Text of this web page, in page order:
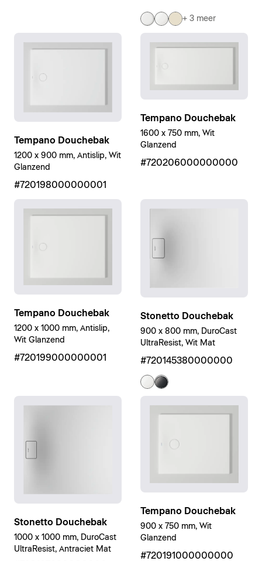
+ 3 meer
Tempano Douchebak
1200 x 900 mm, Antislip, Wit
Glanzend
#720198000000001
Tempano Douchebak
1600 x 750 mm, Wit
Glanzend
#720206000000000
Tempano Douchebak
1200 x 1000 mm, Antislip,
Wit Glanzend
#720199000000001
Stonetto Douchebak
900 x 800 mm, DuroCast
UltraResist, Wit Mat
#720145380000000
Stonetto Douchebak
1000 x 1000 mm, DuroCast
UltraResist, Antraciet Mat
Tempano Douchebak
900 x 750 mm, Wit
Glanzend
#720191000000000